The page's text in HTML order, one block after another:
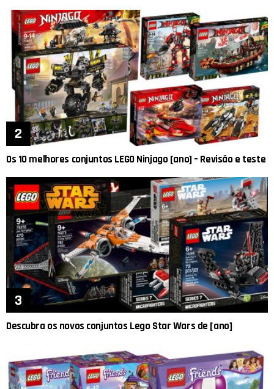
Os 10 melhores conjuntos LEGO Ninjago [ano] – Revisão e teste
Descubra os novos conjuntos Lego Star Wars de [ano]